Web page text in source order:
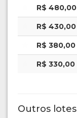
R$ 480,00
R$ 430,00
R$ 380,00
R$ 330,00
Outros lotes